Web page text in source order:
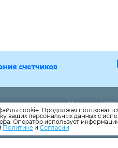
счетчиков
Новости ЖКХ
Новости
Как оплатить
cookie. Продолжая
ваших персональных данных с
Оператор использует
Политике и Согласии